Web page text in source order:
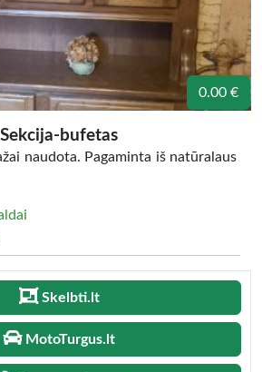
0.00 €
Sekcija-bufetas
naudota. Pagaminta iš natūralaus
Skelbti.lt
MotoTurgus.lt